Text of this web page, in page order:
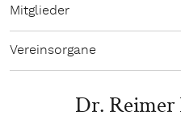
Mitglieder
Vereinsorgane
Dr. Reimer